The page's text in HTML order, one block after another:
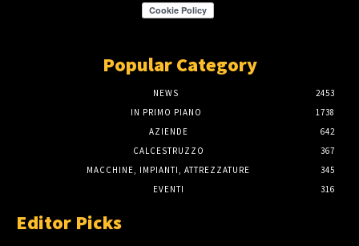
Popular Category
NEWS
2453
IN PRIMO PIANO
1738
AZIENDE
642
CALCESTRUZZO
367
MACCHINE, IMPIANTI, ATTREZZATURE
345
EVENTI
316
Editor Picks